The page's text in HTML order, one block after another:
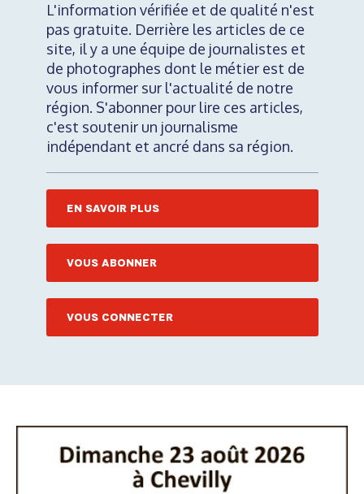
L'information vérifiée et de qualité n'est
pas gratuite. Derrière les articles de ce
site, il y a une équipe de journalistes et
de photographes dont le métier est de
vous informer sur l'actualité de notre
région. S'abonner pour lire ces articles,
c'est soutenir un journalisme
indépendant et ancré dans sa région.
EN SAVOIR PLUS
VOUS ABONNER
VOUS CONNECTER